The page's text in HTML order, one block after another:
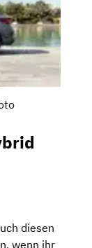
diesen
wenn ihr